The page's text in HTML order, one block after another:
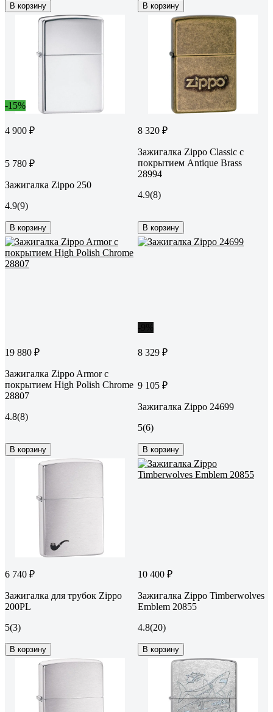
В корзину В корзину
-15%
4 900 ₽
5 780 ₽
Зажигалка Zippo 250
4.9(9)
В корзину
8 320 ₽
Зажигалка Zippo Classic с
покрытием Antique Brass
28994
4.9(8)
В корзину
19 880 ₽
Зажигалка Zippo Armor с
покрытием High Polish Chrome
28807
4.8(8)
В корзину
8 329 ₽
9 105 ₽
Зажигалка Zippo 24699
5(6)
В корзину
6 740 ₽
Зажигалка для трубок Zippo
200PL
5(3)
В корзину
10 400 ₽
Зажигалка Zippo Timberwolves
Emblem 20855
4.8(20)
В корзину